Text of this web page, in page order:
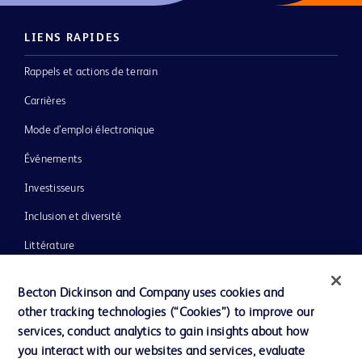
LIENS RAPIDES
Rappels et actions de terrain
Carrières
Mode d’emploi électronique
Événements
Investisseurs
Inclusion et diversité
Littérature
Notre entreprise
Éthique et conformité
Becton Dickinson and Company uses cookies and
other tracking technologies (“Cookies”) to improve our
services, conduct analytics to gain insights about how
you interact with our websites and services, evaluate